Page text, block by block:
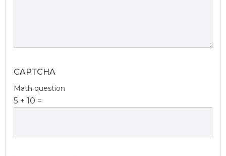
CAPTCHA
Math question
5 + 10 =